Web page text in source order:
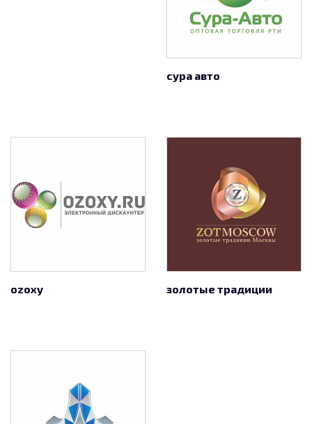
сура авто
ozoxy золотые традиции